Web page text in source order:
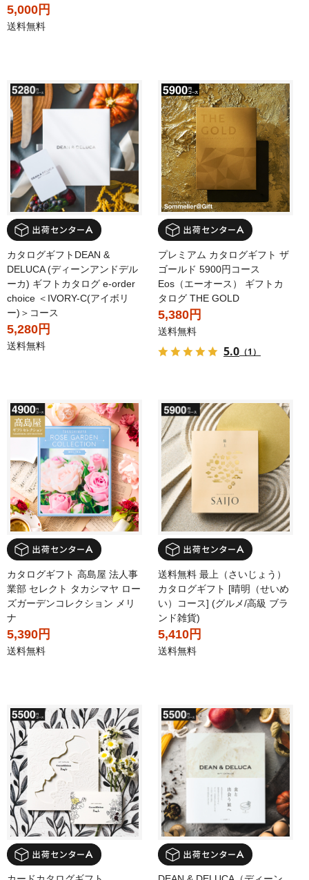
5,000円
送料無料
カタログギフトDEAN &
DELUCA (ディーンアンドデル
ーカ) ギフトカタログ e-order
choice ＜IVORY-C(アイボリ
ー)＞コース
5,280円
送料無料
プレミアム カタログギフト ザ
ゴールド 5900円コース
Eos（エーオース） ギフトカ
タログ THE GOLD
5,380円
送料無料
5.0 （1）
カタログギフト 高島屋 法人事
業部 セレクト タカシマヤ ロー
ズガーデンコレクション メリ
ナ
5,390円
送料無料
送料無料 最上（さいじょう）
カタログギフト [晴明（せいめ
い）コース] (グルメ/高級 ブラ
ンド雑貨)
5,410円
送料無料